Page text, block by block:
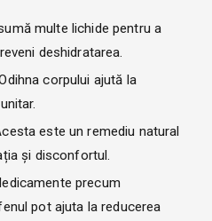
multe lichide pentru a
deshidratarea.
corpului ajută la
este un remediu natural
și disconfortul.
precum
pot ajuta la reducerea